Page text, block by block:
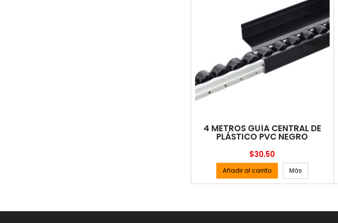
4 METROS GUÍA CENTRAL DE
PLÁSTICO PVC NEGRO
Precio
$30.50
Añadir al carrito Más